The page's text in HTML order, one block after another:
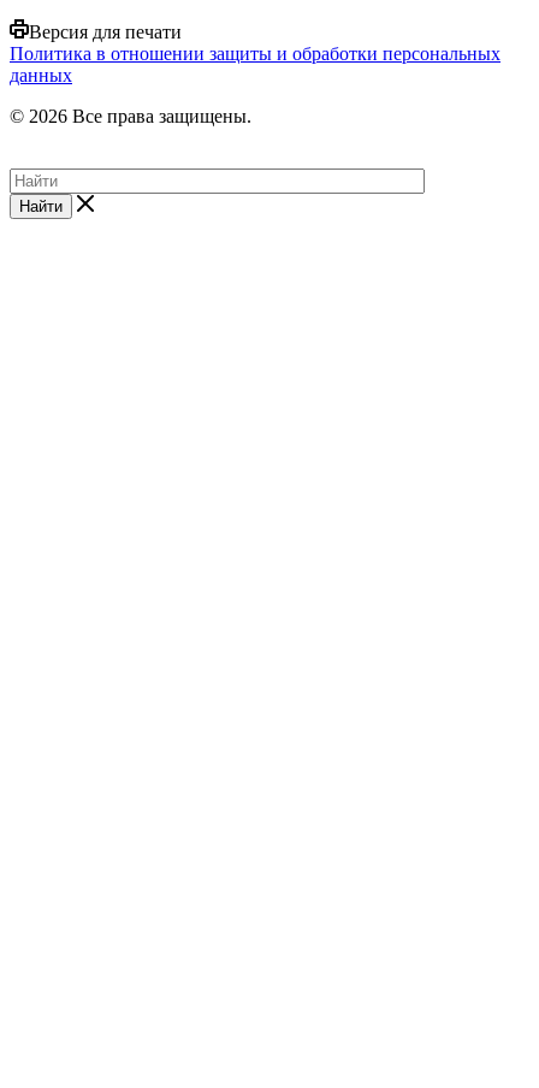
Версия для печати
Политика в отношении защиты и обработки персональных
данных
© 2026 Все права защищены.
Найти